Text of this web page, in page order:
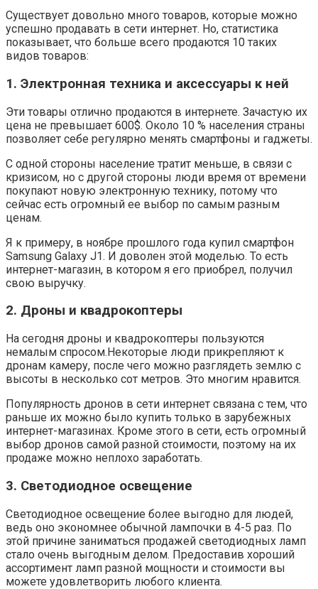
Существует довольно много товаров, которые можно
успешно продавать в сети интернет. Но, статистика
показывает, что больше всего продаются 10 таких
видов товаров:
1. Электронная техника и аксессуары к ней
Эти товары отлично продаются в интернете. Зачастую их
цена не превышает 600$. Около 10 % населения страны
позволяет себе регулярно менять смартфоны и гаджеты.
С одной стороны население тратит меньше, в связи с
кризисом, но с другой стороны люди время от времени
покупают новую электронную технику, потому что
сейчас есть огромный ее выбор по самым разным
ценам.
Я к примеру, в ноябре прошлого года купил смартфон
Samsung Galaxy J1. И доволен этой моделью. То есть
интернет-магазин, в котором я его приобрел, получил
свою выручку.
2. Дроны и квадрокоптеры
На сегодня дроны и квадрокоптеры пользуются
немалым спросом.Некоторые люди прикрепляют к
дронам камеру, после чего можно разглядеть землю с
высоты в несколько сот метров. Это многим нравится.
Популярность дронов в сети интернет связана с тем, что
раньше их можно было купить только в зарубежных
интернет-магазинах. Кроме этого в сети, есть огромный
выбор дронов самой разной стоимости, поэтому на их
продаже можно неплохо заработать.
3. Светодиодное освещение
Светодиодное освещение более выгодно для людей,
ведь оно экономнее обычной лампочки в 4-5 раз. По
этой причине заниматься продажей светодиодных ламп
стало очень выгодным делом. Предоставив хороший
ассортимент ламп разной мощности и стоимости вы
можете удовлетворить любого клиента.